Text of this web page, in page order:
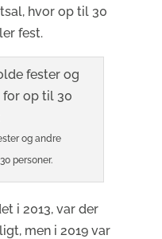
hvor op til 30
fest.
og andre
personer.
i 2013, var der
men i 2019 var